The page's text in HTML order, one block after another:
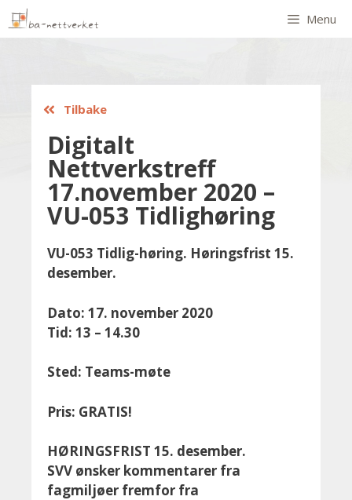
Menu
Tilbake
Digitalt
Nettverkstreff
17.november 2020 –
VU-053 Tidlighøring
VU-053 Tidlig-høring. Høringsfrist 15.
desember.
Dato: 17. november 2020
Tid: 13 – 14.30
Sted: Teams-møte
Pris: GRATIS!
HØRINGSFRIST 15. desember.
SVV ønsker kommentarer fra
fagmiljøer fremfor fra